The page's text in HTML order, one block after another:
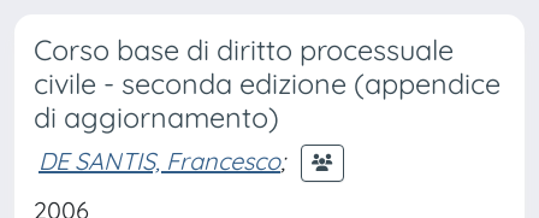
Corso base di diritto processuale
civile - seconda edizione (appendice
di aggiornamento)
DE SANTIS, Francesco;
2006